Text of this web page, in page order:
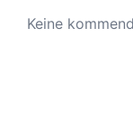
Keine